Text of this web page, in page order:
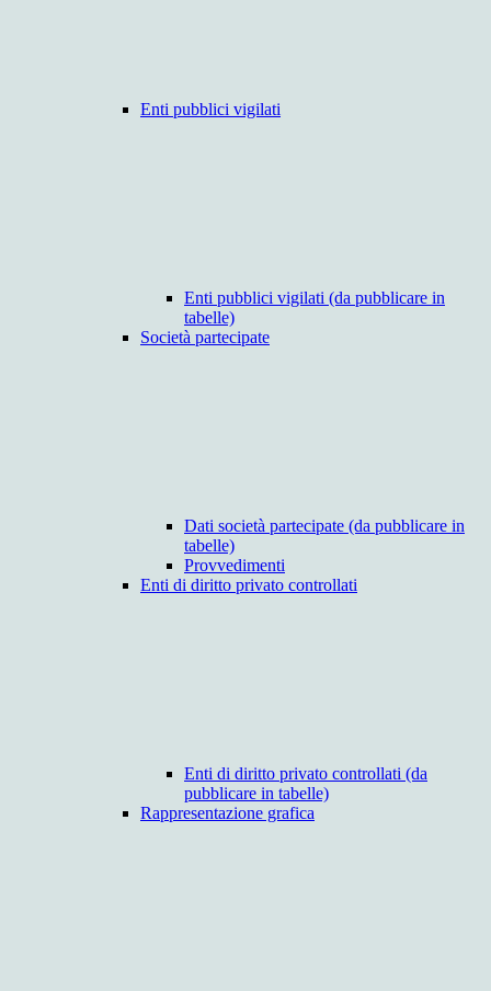
Enti pubblici vigilati
Enti pubblici vigilati (da pubblicare in
tabelle)
Società partecipate
Dati società partecipate (da pubblicare in
tabelle)
Provvedimenti
Enti di diritto privato controllati
Enti di diritto privato controllati (da
pubblicare in tabelle)
Rappresentazione grafica